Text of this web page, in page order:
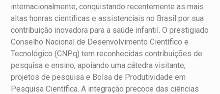
internacionalmente, conquistando recentemente as mais
altas honras científicas e assistenciais no Brasil por sua
contribuição inovadora para a saúde infantil. O prestigiado
Conselho Nacional de Desenvolvimento Científico e
Tecnológico (CNPq) tem reconhecidas contribuições de
pesquisa e ensino, apoiando uma cátedra visitante,
projetos de pesquisa e Bolsa de Produtividade em
Pesquisa Científica. A integração precoce das ciências